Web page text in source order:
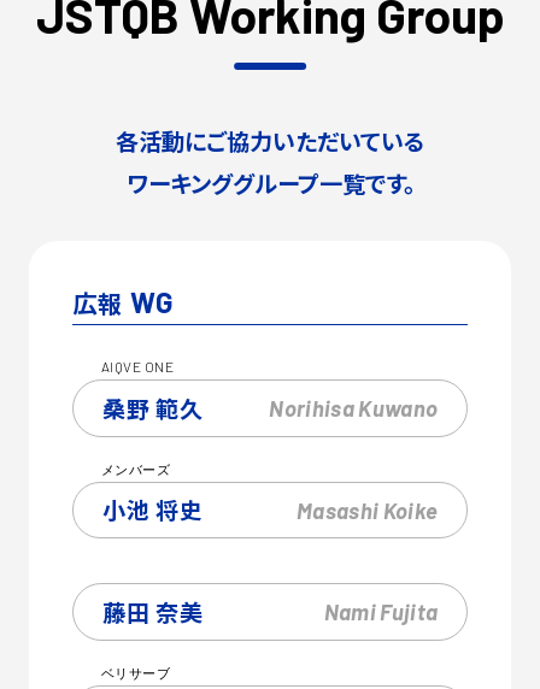
JSTQB Working Group
各活動にご協力いただいている
ワーキンググループ一覧です。
広報 WG
AIQVE ONE
桑野 範久 NorihisaKuwano
メンバーズ
小池 将史 Masashi Koike
藤田 奈美 NamiFujita
ベリサーブ